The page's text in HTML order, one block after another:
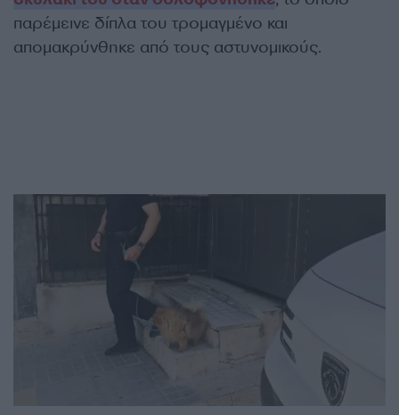
παρέμεινε δίπλα του τρομαγμένο και
απομακρύνθηκε από τους αστυνομικούς.